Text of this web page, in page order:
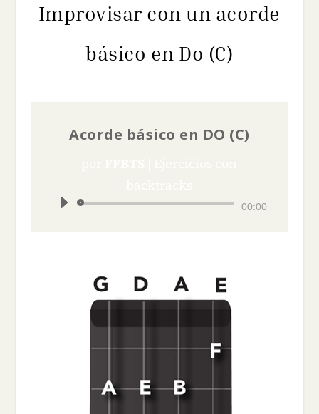
Improvisar con un acorde
básico en Do (C)
Acorde básico en DO (C)
Reproductor
00:00